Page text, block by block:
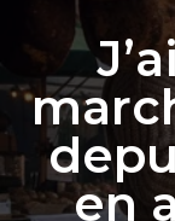
en